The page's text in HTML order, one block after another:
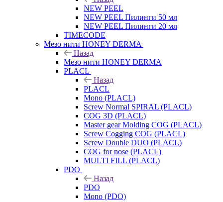
NEW PEEL
NEW PEEL Пилинги 50 мл
NEW PEEL Пилинги 20 мл
TIMECODE
Мезо нити HONEY DERMA
Назад
Мезо нити HONEY DERMA
PLACL
Назад
PLACL
Mono (PLACL)
Screw Normal SPIRAL (PLACL)
COG 3D (PLACL)
Master gear Molding COG (PLACL)
Screw Cogging COG (PLACL)
Screw Double DUO (PLACL)
COG for nose (PLACL)
MULTI FILL (PLACL)
PDO
Назад
PDO
Mono (PDO)